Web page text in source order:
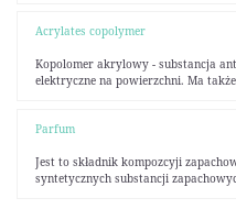
Acrylates copolymer
Kopolomer akrylowy - substancja
elektryczne na powierzchni. Ma
Parfum
Jest to składnik kompozcyji
syntetycznych substancji